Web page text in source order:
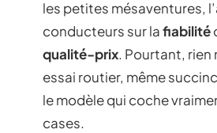
les petites mésaventures,
conducteurs sur lafiabilité
qualité-prix. Pourtant, rien
essai routier, même
le modèle qui coche
cases.